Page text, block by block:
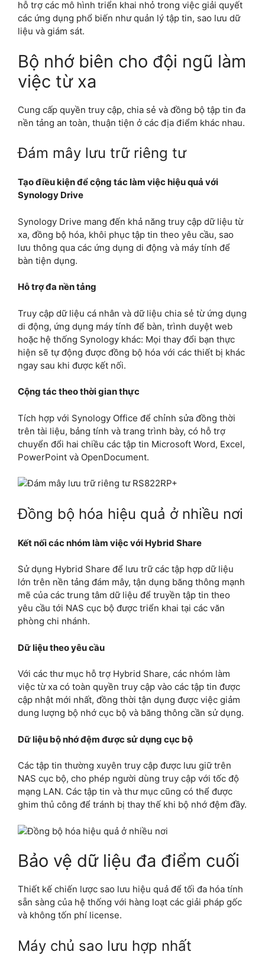
hỗ trợ các mô hình triển khai nhỏ trong việc giải quyết
các ứng dụng phổ biến như quản lý tập tin, sao lưu dữ
liệu và giám sát.
Bộ nhớ biên cho đội ngũ làm
việc từ xa
Cung cấp quyền truy cập, chia sẻ và đồng bộ tập tin đa
nền tảng an toàn, thuận tiện ở các địa điểm khác nhau.
Đám mây lưu trữ riêng tư
Tạo điều kiện để cộng tác làm việc hiệu quả với
Synology Drive
Synology Drive mang đến khả năng truy cập dữ liệu từ
xa, đồng bộ hóa, khôi phục tập tin theo yêu cầu, sao
lưu thông qua các ứng dụng di động và máy tính để
bàn tiện dụng.
Hỗ trợ đa nền tảng
Truy cập dữ liệu cá nhân và dữ liệu chia sẻ từ ứng dụng
di động, ứng dụng máy tính để bàn, trình duyệt web
hoặc hệ thống Synology khác: Mọi thay đổi bạn thực
hiện sẽ tự động được đồng bộ hóa với các thiết bị khác
ngay sau khi được kết nối.
Cộng tác theo thời gian thực
Tích hợp với Synology Office để chỉnh sửa đồng thời
trên tài liệu, bảng tính và trang trình bày, có hỗ trợ
chuyển đổi hai chiều các tập tin Microsoft Word, Excel,
PowerPoint và OpenDocument.
Đồng bộ hóa hiệu quả ở nhiều nơi
Kết nối các nhóm làm việc với Hybrid Share
Sử dụng Hybrid Share để lưu trữ các tập hợp dữ liệu
lớn trên nền tảng đám mây, tận dụng băng thông mạnh
mẽ của các trung tâm dữ liệu để truyền tập tin theo
yêu cầu tới NAS cục bộ được triển khai tại các văn
phòng chi nhánh.
Dữ liệu theo yêu cầu
Với các thư mục hỗ trợ Hybrid Share, các nhóm làm
việc từ xa có toàn quyền truy cập vào các tập tin được
cập nhật mới nhất, đồng thời tận dụng được việc giảm
dung lượng bộ nhớ cục bộ và băng thông cần sử dụng.
Dữ liệu bộ nhớ đệm được sử dụng cục bộ
Các tập tin thường xuyên truy cập được lưu giữ trên
NAS cục bộ, cho phép người dùng truy cập với tốc độ
mạng LAN. Các tập tin và thư mục cũng có thể được
ghim thủ công để tránh bị thay thế khi bộ nhớ đệm đầy.
Bảo vệ dữ liệu đa điểm cuối
Thiết kế chiến lược sao lưu hiệu quả để tối đa hóa tính
sẵn sàng của hệ thống với hàng loạt các giải pháp gốc
và không tốn phí license.
Máy chủ sao lưu hợp nhất